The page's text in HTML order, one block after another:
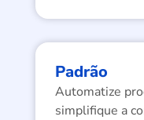
Padrão
Automatize
simplifique a